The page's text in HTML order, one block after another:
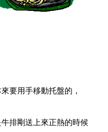
要用手移動托盤的，
排剛送上來正熱的時候